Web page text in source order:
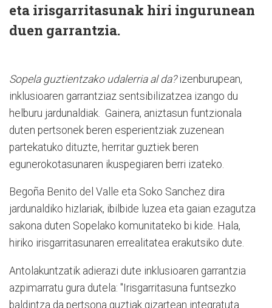
eta irisgarritasunak hiri ingurunean
duen garrantzia.
Sopela guztientzako udalerria al da?izenburupean,
inklusioaren garrantziaz sentsibilizatzea izango du
helburu jardunaldiak. Gainera, aniztasun funtzionala
duten pertsonek beren esperientziak zuzenean
partekatuko dituzte, herritar guztiek beren
egunerokotasunaren ikuspegiaren berri izateko.
Begoña Benito del Valle eta Soko Sanchez dira
jardunaldiko hizlariak, ibilbide luzea eta gaian ezagutza
sakona duten Sopelako komunitateko bi kide. Hala,
hiriko irisgarritasunaren errealitatea erakutsiko dute.
Antolakuntzatik adierazi dute inklusioaren garrantzia
azpimarratu gura dutela: "Irisgarritasuna funtsezko
baldintza da pertsona guztiak gizartean integratuta